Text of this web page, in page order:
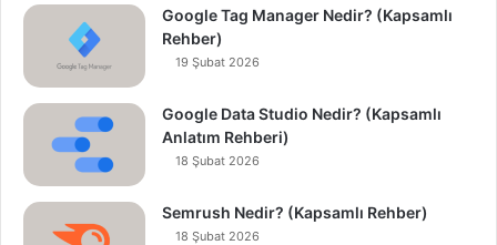
Google Tag Manager Nedir? (Kapsamlı
Rehber)
19 Şubat 2026
Google Data Studio Nedir? (Kapsamlı
Anlatım Rehberi)
18 Şubat 2026
Semrush Nedir? (Kapsamlı Rehber)
18 Şubat 2026